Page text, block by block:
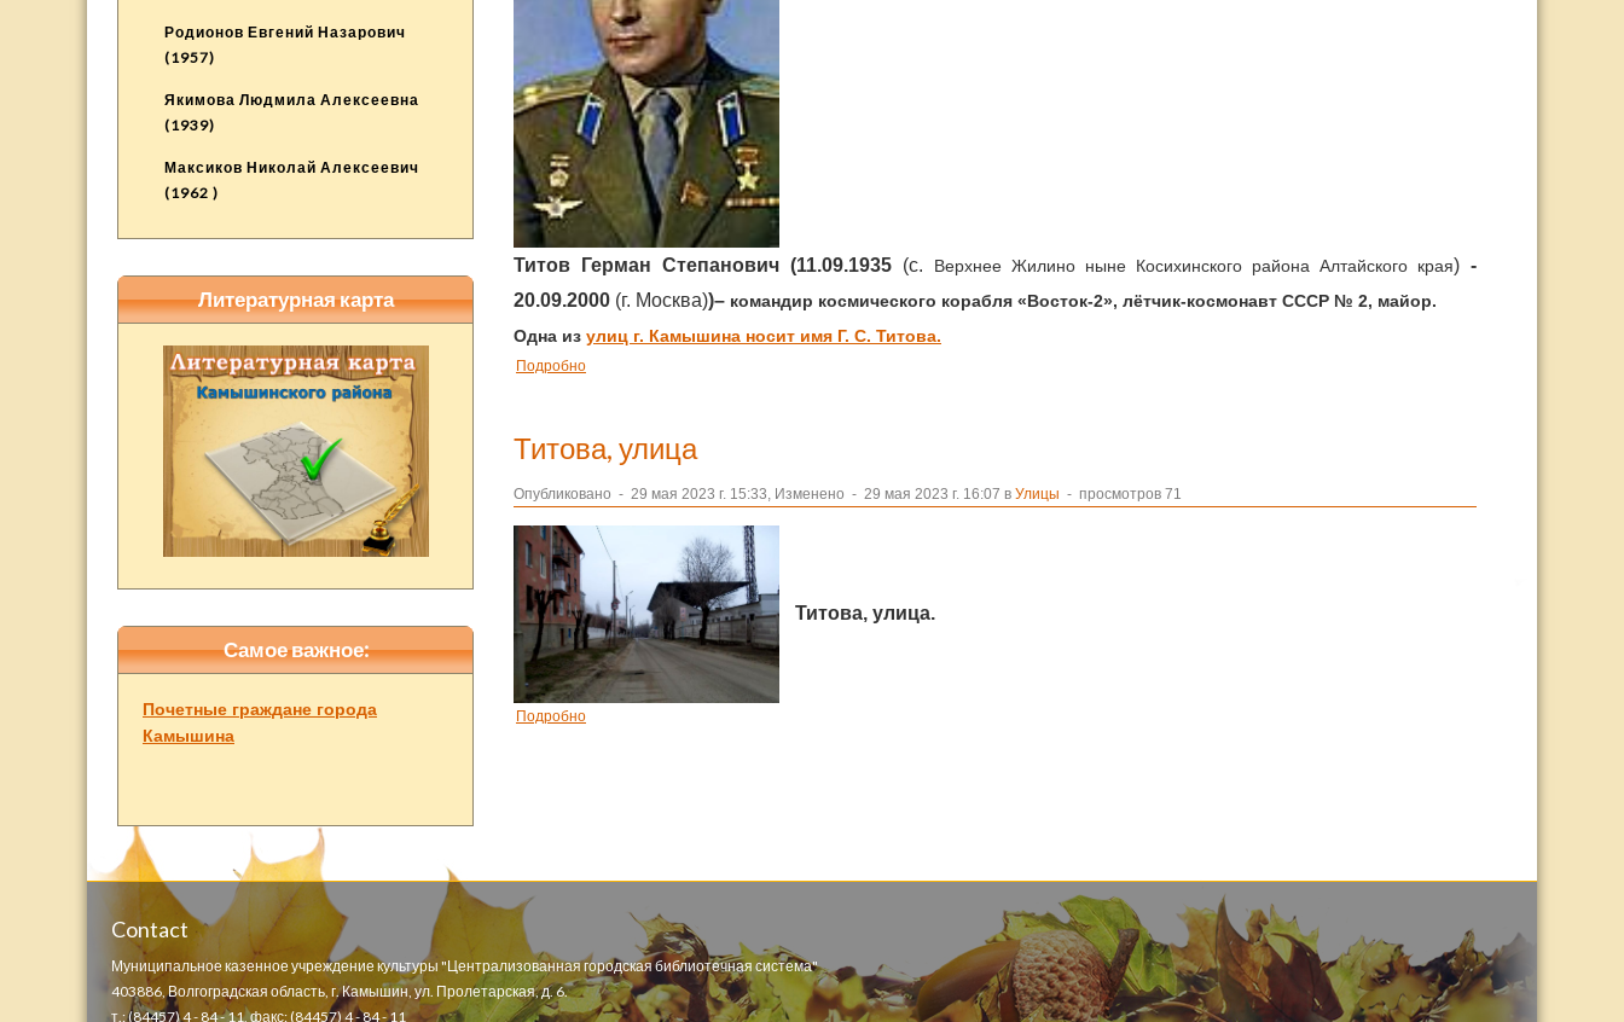
Титов Герман Степанович (11.09.1935 (с. Верхнее Жилино ныне Косихинского района Алтайского края) -
20.09.2000 (г. Москва))– командир космического корабля «Восток-2», лётчик-космонавт СССР № 2, майор.
Одна из улиц г. Камышина носит имя Г. С. Титова.
Подробно
Титова, улица
Опубликовано - 29 мая 2023 г. 15:33, Изменено - 29 мая 2023 г. 16:07 в Улицы - просмотров 71
Титова, улица.
Подробно
Родионов Евгений Назарович
(1957)
Якимова Людмила Алексеевна
(1939)
Максиков Николай Алексеевич
(1962 )
Литературная карта
Самое важное:
Почетные граждане города
Камышина
Contact
Муниципальное казенное учреждение культуры "Централизованная городская библиотечная система"
403886, Волгоградская область, г. Камышин, ул. Пролетарская, д. 6.
т.: (84457) 4 - 84 - 11, факс: (84457) 4 - 84 - 11